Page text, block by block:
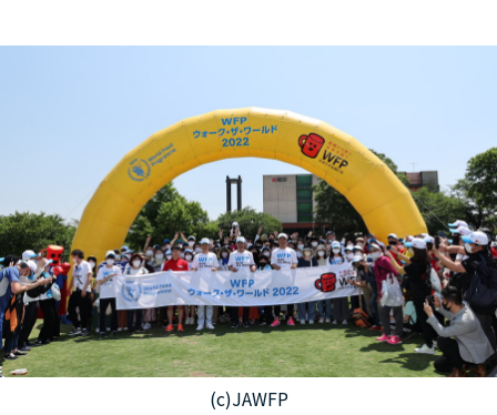
(c)JAWFP